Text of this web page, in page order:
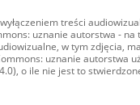
treści
uznanie autorstwa - na
w tym zdjęcia,
uznanie autorstwa
o ile nie jest to